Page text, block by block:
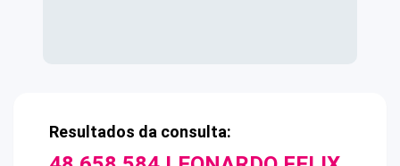
Resultados da consulta: